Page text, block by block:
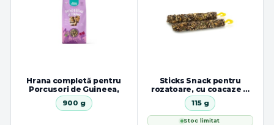
Hrana completă pentru
Porcusori de Guineea,
900 g
Sticks Snack pentru
rozatoare, cu coacaze și
iarba,
115 g
Stoc limitat